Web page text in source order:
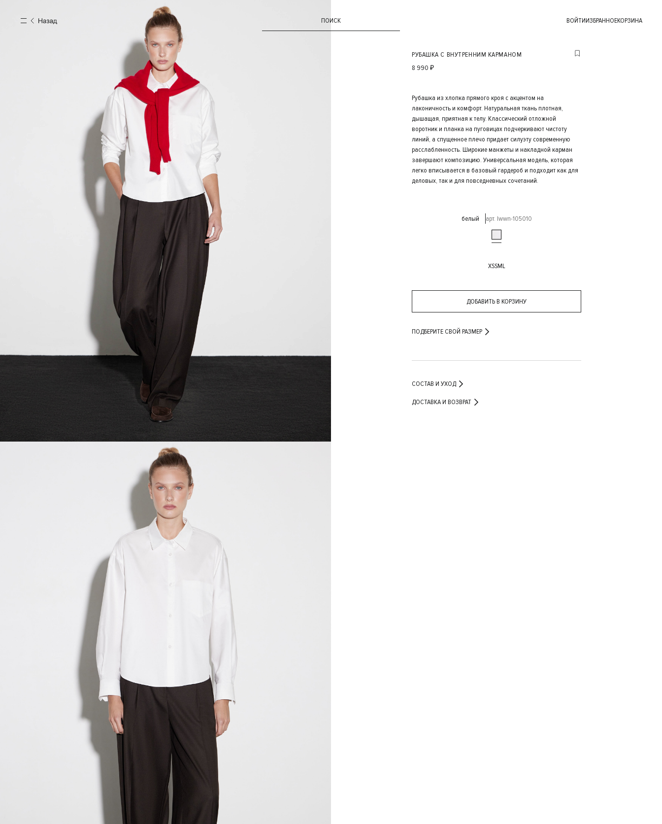
ПОИСК ВОЙТИИЗБРАННОЕКОРЗИНА
РУБАШКА С ВНУТРЕННИМ КАРМАНОМ
8 990 ₽
Рубашка из хлопка прямого кроя с акцентом на
лаконичность и комфорт. Натуральная ткань плотная,
дышащая, приятная к телу. Классический отложной
воротник и планка на пуговицах подчеркивают чистоту
линий, а спущенное плечо придает силуэту современную
расслабленность. Широкие манжеты и накладной карман
завершают композицию. Универсальная модель, которая
легко вписывается в базовый гардероб и подходит как для
деловых, так и для повседневных сочетаний.
белый арт. lwwn-105010
XSSML
ДОБАВИТЬ В КОРЗИНУ
ПОДБЕРИТЕ СВОЙ РАЗМЕР
СОСТАВ И УХОД
ДОСТАВКА И ВОЗВРАТ